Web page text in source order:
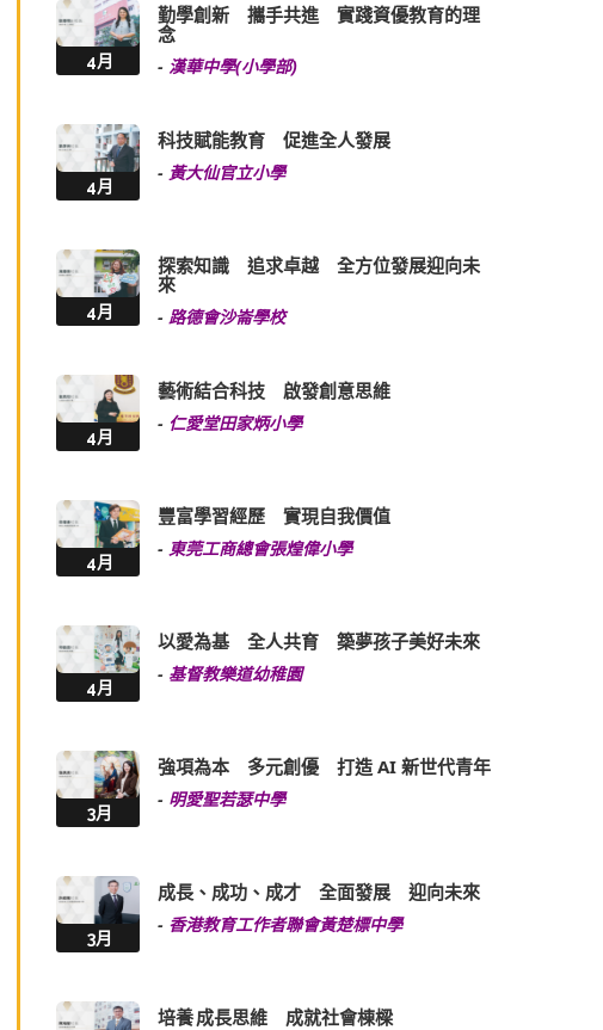
4月
勤學創新 攜手共進 實踐資優教育的理
念
- 漢華中學(小學部)
4月
科技賦能教育 促進全人發展
-黃大仙官立小學
4月
探索知識 追求卓越 全方位發展迎向未
來
-路德會沙崙學校
4月
藝術結合科技 啟發創意思維
- 仁愛堂田家炳小學
4月
豐富學習經歷 實現自我價值
-東莞工商總會張煌偉小學
4月
以愛為基 全人共育 築夢孩子美好未來
- 基督教樂道幼稚園
3月
強項為本 多元創優 打造 AI 新世代青年
- 明愛聖若瑟中學
3月
成長、成功、成才 全面發展 迎向未來
- 香港教育工作者聯會黃楚標中學
培養 成長思維 成就社會棟樑